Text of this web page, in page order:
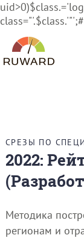
СРЕЗЫ ПО
2022:
Методика
регионам и